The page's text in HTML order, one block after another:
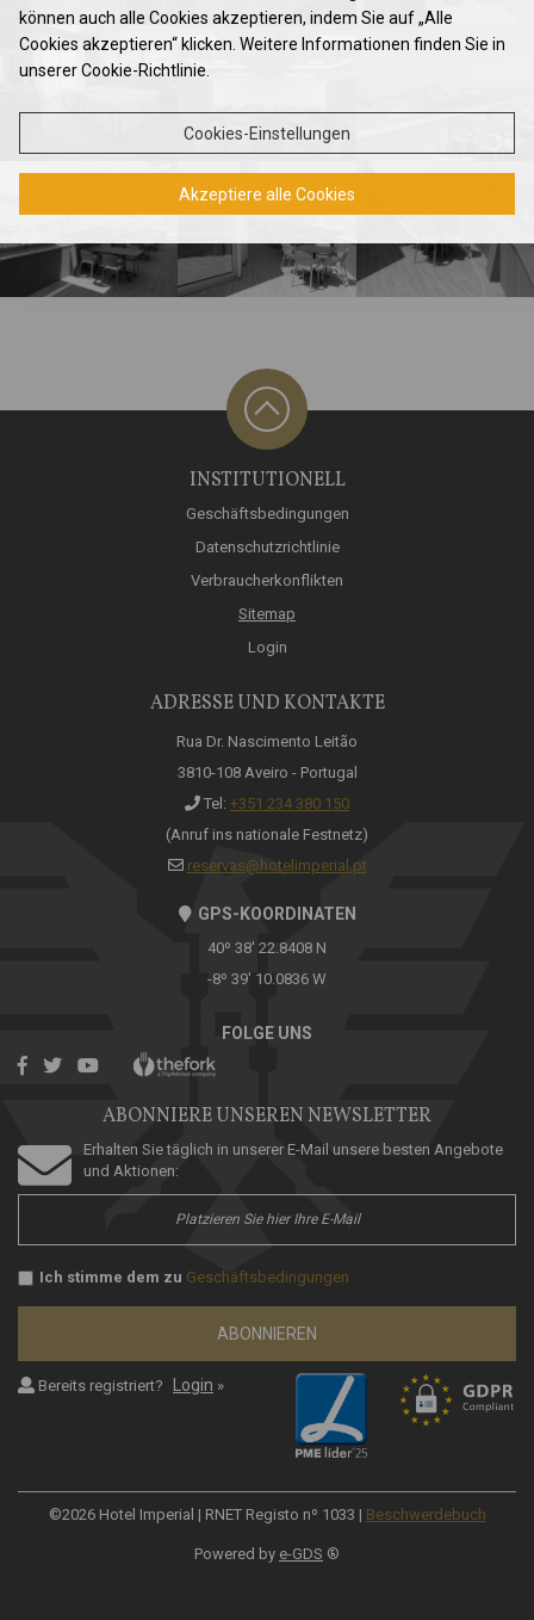
HOTEL
ZIMMER & SUITEN
TAGUNGEN UND VERANSTALTUNGEN
KONTAKTE
INSTITUTIONELL
Geschäftsbedingungen
Datenschutzrichtlinie
Verbraucherkonflikten
Sitemap
Login
ADRESSE UND KONTAKTE
Rua Dr. Nascimento Leitão
3810-108 Aveiro - Portugal
Tel: +351 234 380 150
(Anruf ins nationale Festnetz)
reservas@hotelimperial.pt
GPS-KOORDINATEN
40º 38' 22.8408 N
-8º 39' 10.0836 W
FOLGE UNS
ABONNIERE UNSEREN NEWSLETTER
Erhalten Sie täglich in unserer E-Mail unsere besten Angebote
und Aktionen:
Ich stimme dem zu Geschäftsbedingungen
ABONNIEREN
Bereits registriert? Login »
©2026 Hotel Imperial | RNET Registo nº 1033 | Beschwerdebuch
Powered by e-GDS ®
können auch alle Cookies akzeptieren, indem Sie auf „Alle
Cookies akzeptieren“ klicken. Weitere Informationen finden Sie in
unserer Cookie-Richtlinie.
Cookies-Einstellungen
Akzeptiere alle Cookies